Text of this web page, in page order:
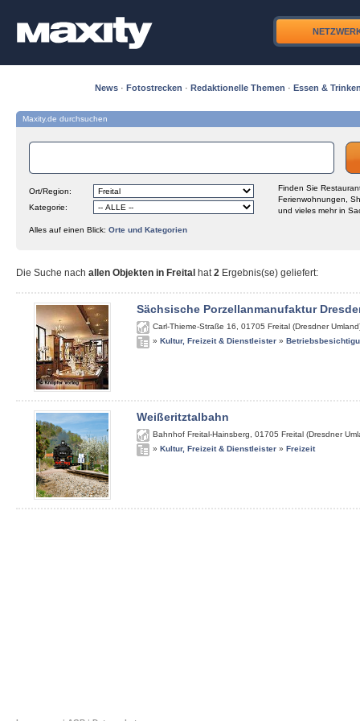
News · Fotostrecken · Redaktionelle Themen · Essen &
Maxity.de durchsuchen
Ort/Region:
Kategorie:
Finden Sie
Ferienwohnungen,
und vieles mehr in
Alles auf einen Blick: Orte und Kategorien
Die Suche nach allen Objekten in Freital hat2 Ergebnis(se) geliefert:
Sächsische Porzellanmanufaktur
Carl-Thieme-Straße 16 01705 Freital (Dresdner
» Kultur, Freizeit & Dienstleister »
Weißeritztalbahn
Bahnhof Freital-Hainsberg 01705 Freital (Dresdner
» Kultur, Freizeit & Dienstleister » Freizeit